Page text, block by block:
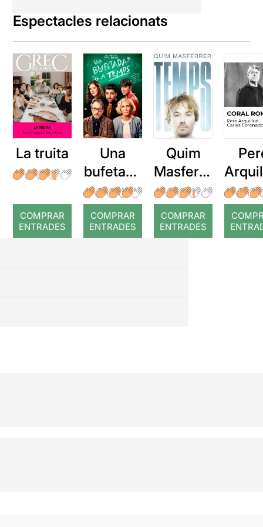
Espectacles relacionats
La truita
COMPRAR
ENTRADES
Una
bufetada
a temps
COMPRAR
ENTRADES
Quim
Masferre
r: Temps
COMPRAR
ENTRADES
: